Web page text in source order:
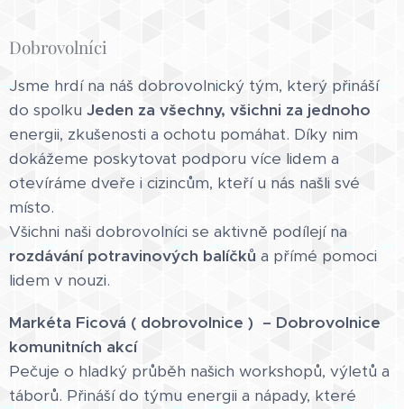
Dobrovolníci
Jsme hrdí na náš dobrovolnický tým, který přináší
do spolku Jeden za všechny, všichni za jednoho
energii, zkušenosti a ochotu pomáhat. Díky nim
dokážeme poskytovat podporu více lidem a
otevíráme dveře i cizincům, kteří u nás našli své
místo.
Všichni naši dobrovolníci se aktivně podílejí na
rozdávání potravinových balíčků a přímé pomoci
lidem v nouzi.
Markéta Ficová ( dobrovolnice ) – Dobrovolnice
komunitních akcí
Pečuje o hladký průběh našich workshopů, výletů a
táborů. Přináší do týmu energii a nápady, které